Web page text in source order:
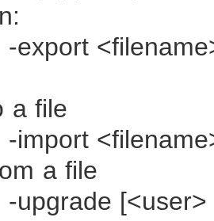
<filename>
a file
a file
[<user>